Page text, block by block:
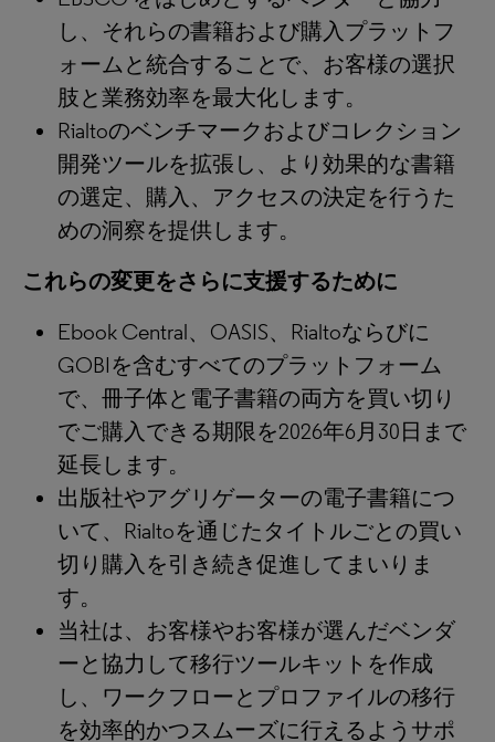
し、それらの書籍および購入プラットフ
ォームと統合することで、お客様の選択
肢と業務効率を最大化します。
Rialtoのベンチマークおよびコレクション
開発ツールを拡張し、より効果的な書籍
の選定、購入、アクセスの決定を行うた
めの洞察を提供します。
これらの変更をさらに支援するために
Ebook Central、OASIS、Rialtoならびに
GOBIを含むすべてのプラットフォーム
で、冊子体と電子書籍の両方を買い切り
でご購入できる期限を2026年6月30日まで
延長します。
出版社やアグリゲーターの電子書籍につ
いて、Rialtoを通じたタイトルごとの買い
切り購入を引き続き促進してまいりま
す。
当社は、お客様やお客様が選んだベンダ
ーと協力して移行ツールキットを作成
し、ワークフローとプロファイルの移行
を効率的かつスムーズに行えるようサポ